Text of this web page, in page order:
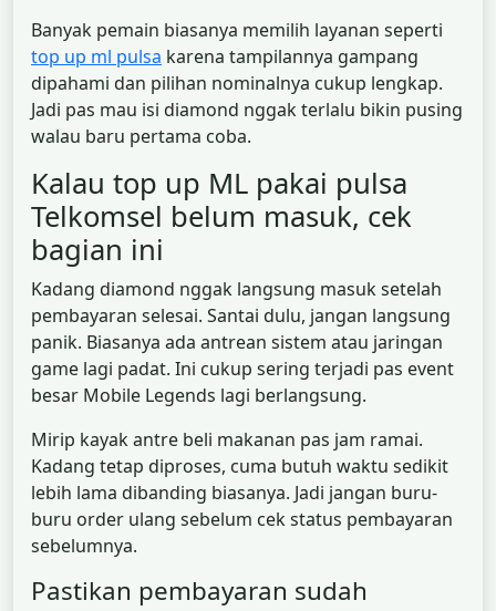
Banyak pemain biasanya memilih layanan seperti
top up ml pulsa karena tampilannya gampang
dipahami dan pilihan nominalnya cukup lengkap.
Jadi pas mau isi diamond nggak terlalu bikin pusing
walau baru pertama coba.
Kalau top up ML pakai pulsa
Telkomsel belum masuk, cek
bagian ini
Kadang diamond nggak langsung masuk setelah
pembayaran selesai. Santai dulu, jangan langsung
panik. Biasanya ada antrean sistem atau jaringan
game lagi padat. Ini cukup sering terjadi pas event
besar Mobile Legends lagi berlangsung.
Mirip kayak antre beli makanan pas jam ramai.
Kadang tetap diproses, cuma butuh waktu sedikit
lebih lama dibanding biasanya. Jadi jangan buru-
buru order ulang sebelum cek status pembayaran
sebelumnya.
Pastikan pembayaran sudah